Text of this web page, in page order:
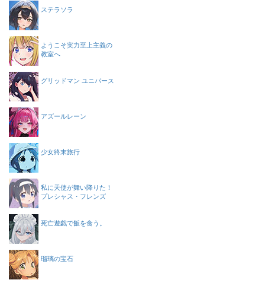
ステラソラ
ようこそ実力至上主義の
教室へ
グリッドマン ユニバース
アズールレーン
少女終末旅行
私に天使が舞い降りた！
プレシャス・フレンズ
死亡遊戯で飯を食う。
瑠璃の宝石